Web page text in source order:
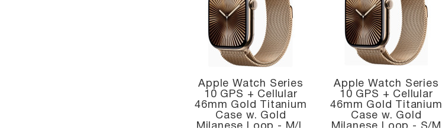
Apple Watch Series
10 GPS + Cellular
46mm Gold Titanium
Case w. Gold
Milanese Loop - M/L
Apple Watch Series
10 GPS + Cellular
46mm Gold Titanium
Case w. Gold
Milanese Loop - S/M